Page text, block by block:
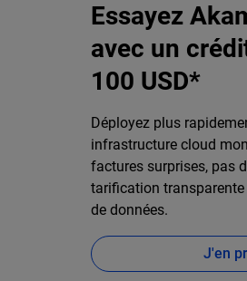
Essayez
avec un
100 USD*
Déployez plus
infrastructure cloud
factures surprises, pas
tarification
de données.
J'en